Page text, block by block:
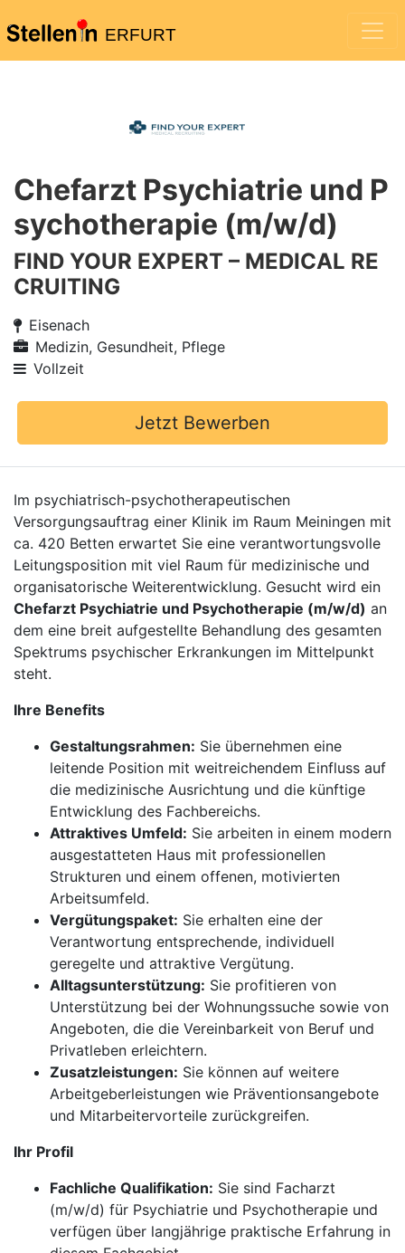
ERFURT
Chefarzt Psychiatrie und P
sychotherapie (m/w/d)
FIND YOUR EXPERT – MEDICAL RE
CRUITING
Eisenach
Medizin, Gesundheit, Pflege
Vollzeit
Jetzt Bewerben
Im psychiatrisch-psychotherapeutischen
Versorgungsauftrag einer Klinik im Raum Meiningen mit
ca. 420 Betten erwartet Sie eine verantwortungsvolle
Leitungsposition mit viel Raum für medizinische und
organisatorische Weiterentwicklung. Gesucht wird ein
Chefarzt Psychiatrie und Psychotherapie (m/w/d) an
dem eine breit aufgestellte Behandlung des gesamten
Spektrums psychischer Erkrankungen im Mittelpunkt
steht.
Ihre Benefits
Gestaltungsrahmen: Sie übernehmen eine
leitende Position mit weitreichendem Einfluss auf
die medizinische Ausrichtung und die künftige
Entwicklung des Fachbereichs.
Attraktives Umfeld: Sie arbeiten in einem modern
ausgestatteten Haus mit professionellen
Strukturen und einem offenen, motivierten
Arbeitsumfeld.
Vergütungspaket: Sie erhalten eine der
Verantwortung entsprechende, individuell
geregelte und attraktive Vergütung.
Alltagsunterstützung: Sie profitieren von
Unterstützung bei der Wohnungssuche sowie von
Angeboten, die die Vereinbarkeit von Beruf und
Privatleben erleichtern.
Zusatzleistungen: Sie können auf weitere
Arbeitgeberleistungen wie Präventionsangebote
und Mitarbeitervorteile zurückgreifen.
Ihr Profil
Fachliche Qualifikation: Sie sind Facharzt
(m/w/d) für Psychiatrie und Psychotherapie und
verfügen über langjährige praktische Erfahrung in